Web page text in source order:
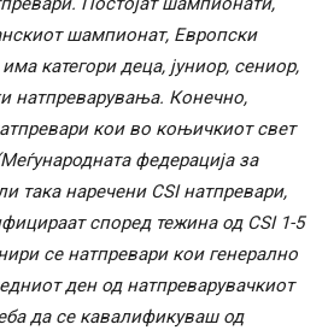
шампионат, Европски
категори деца, јуниор, сениор,
натпреварувања. Конечно,
кои во коњичкиот свет
федерација за
така наречени CSI натпревари,
според тежина од CSI 1-5
се натпревари кои генерално
ден од натпреварувачкиот
да се кавалификуваш од